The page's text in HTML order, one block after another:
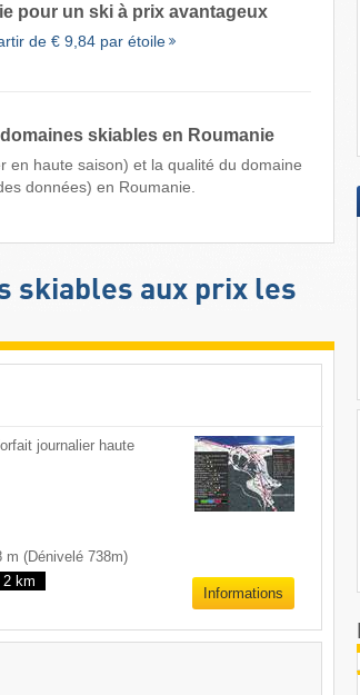
pour un ski à prix avantageux
de € 9,84 par étoile
skiables en Roumanie
en haute saison) et la qualité du domaine
données) en Roumanie.
skiables aux prix les
journalier haute
m (Dénivelé 738m)
2 km
Informations